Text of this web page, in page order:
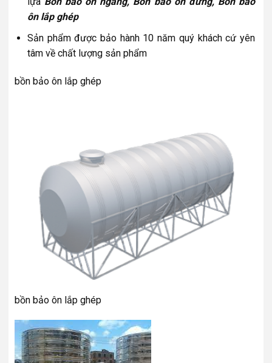
ôn lắp ghép
Sản phẩm được bảo hành 10 năm quý khách cứ yên
tâm về chất lượng sản phẩm
bồn bảo ôn lắp ghép
bồn bảo ôn lắp ghép